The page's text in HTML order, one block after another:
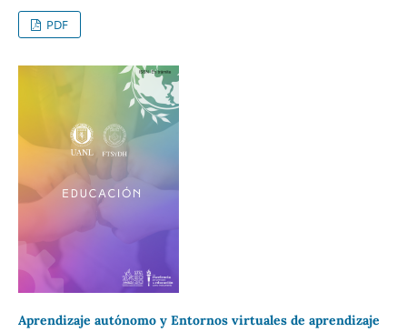
PDF
Aprendizaje autónomo y Entornos virtuales de aprendizaje